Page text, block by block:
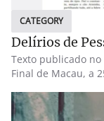
CATEGORY
Delírios de
Texto publicado no
Final de Macau, a